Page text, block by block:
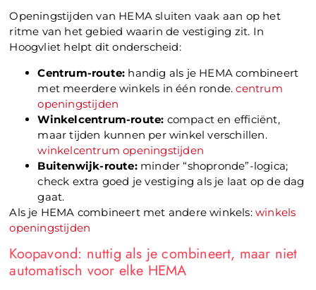
Openingstijden van HEMA sluiten vaak aan op het
ritme van het gebied waarin de vestiging zit. In
Hoogvliet helpt dit onderscheid:
Centrum-route: handig als je HEMA combineert
met meerdere winkels in één ronde.centrum
openingstijden
Winkelcentrum-route: compact en efficiënt,
maar tijden kunnen per winkel verschillen.
winkelcentrum openingstijden
Buitenwijk-route:minder “shopronde”-logica;
check extra goed je vestiging als je laat op de dag
gaat.
Als je HEMA combineert met andere winkels:winkels
openingstijden
Koopavond: nuttig als je combineert, maar niet
automatisch voor elke HEMA